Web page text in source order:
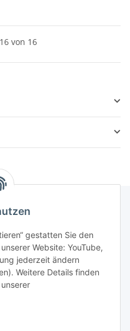
gestatten Sie den
Website: YouTube,
jederzeit ändern
Weitere Details finden
von 16